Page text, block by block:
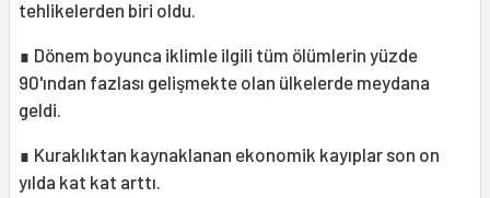
tehlikelerden biri oldu.
∎ Dönem boyunca iklimle ilgili tüm ölümlerin yüzde
90'ından fazlası gelişmekte olan ülkelerde meydana
geldi.
∎ Kuraklıktan kaynaklanan ekonomik kayıplar son on
yılda kat kat arttı.